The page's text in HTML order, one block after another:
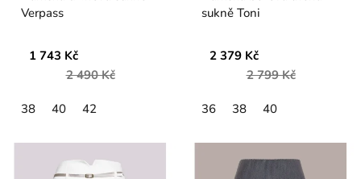
Verpass
1 743 Kč
2 490 Kč
38 40 42
sukně Toni
2 379 Kč
2 799 Kč
36 38 40